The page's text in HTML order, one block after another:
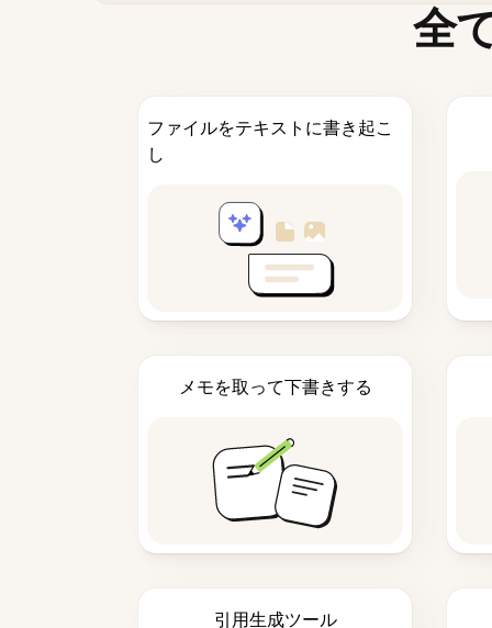
全
ファイルをテキストに書き起こ
し
メモを取って下書きする
引用生成ツール